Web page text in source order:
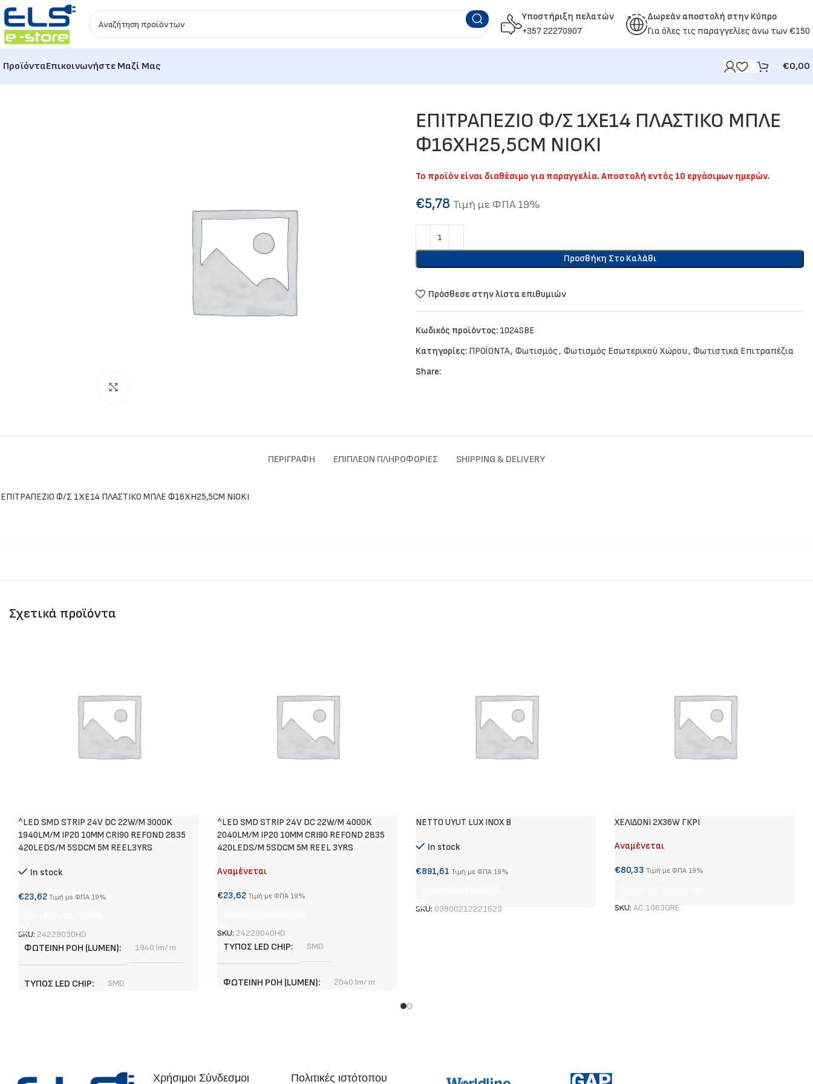
Υποστήριξη πελατών
+357 22270907
Δωρεάν αποστολή στην Κύπρο
Για όλες τις παραγγελίες άνω των €150
ΠροϊόνταΕπικοινωνήστε Μαζί Μας €0,00
ΕΠΙΤΡΑΠΕΖΙΟ Φ/Σ 1ΧΕ14 ΠΛΑΣΤΙΚΟ ΜΠΛΕ
Φ16XH25,5CM NIOKI
Το προϊόν είναι διαθέσιμο για παραγγελία. Αποστολή εντός 10 εργάσιμων ημερών.
€5,78 Τιμή με ΦΠΑ 19%
Προσθήκη Στο Καλάθι
Πρόσθεσε στην λίστα επιθυμιών
Κωδικός προϊόντος: 1024SBE
Κατηγορίες: ΠΡΟΪΟΝΤΑ, Φωτισμός, Φωτισμός Εσωτερικού Χώρου, Φωτιστικά Επιτραπέζια
Share:
ΠΕΡΙΓΡΑΦΉ ΕΠΙΠΛΈΟΝ ΠΛΗΡΟΦΟΡΊΕΣ SHIPPING & DELIVERY
ΕΠΙΤΡΑΠΕΖΙΟ Φ/Σ 1ΧΕ14 ΠΛΑΣΤΙΚΟ ΜΠΛΕ Φ16XH25,5CM NIOKI
Σχετικά προϊόντα
^LED SMD STRIP 24V DC 22W/M 3000K
1940LM/M IP20 10MM CRI90 REFOND 2835
420LEDS/M 5SDCM 5M REEL3YRS
In stock
€23,62 Τιμή με ΦΠΑ 19%
SKU: 24229030HD
ΦΩΤΕΙΝΉ ΡΟΉ (LUMEN) 1940 lm/ m
ΤΎΠΟΣ LED CHIP SMD
^LED SMD STRIP 24V DC 22W/M 4000K
2040LM/M IP20 10MM CRI90 REFOND 2835
420LEDS/M 5SDCM 5M REEL 3YRS
Αναμένεται
€23,62 Τιμή με ΦΠΑ 19%
SKU: 24229040HD
ΤΎΠΟΣ LED CHIP SMD
ΦΩΤΕΙΝΉ ΡΟΉ (LUMEN) 2040 lm/ m
NETTO UYUT LUX INOX B
In stock
€891,61 Τιμή με ΦΠΑ 19%
SKU: 03800212221623
ΧΕΛΙΔΟΝΙ 2Χ36W ΓΚΡΙ
Αναμένεται
€80,33 Τιμή με ΦΠΑ 19%
SKU: AC.1063GRE
Χρήσιμοι Σύνδεσμοι Πολιτικές ιστότοπου